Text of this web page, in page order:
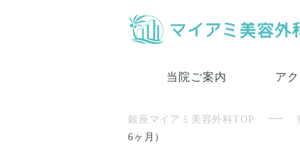
当院ご案内 ア
銀座マイアミ美容外科TOP
6ヶ月）